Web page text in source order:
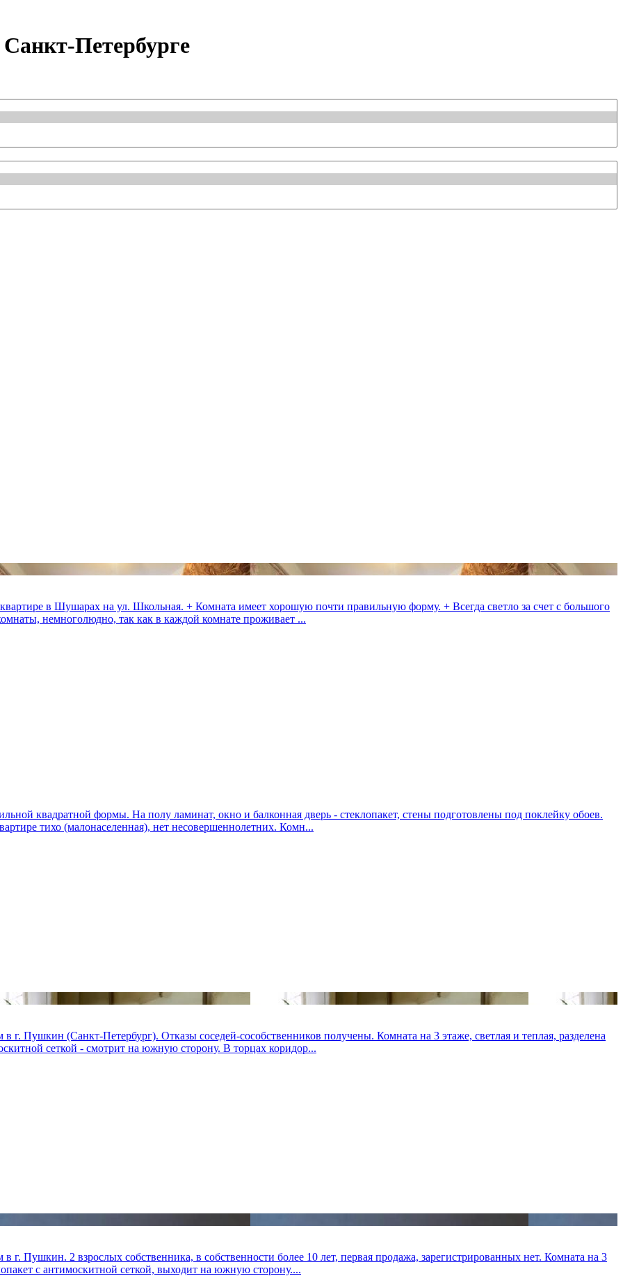
Петербурге
в Шушарах на ул. Школьная. + Комната имеет хорошую почти правильную форму. + Всегда светло за счет с большого
немноголюдно, так как в каждой комнате проживает ...
квадратной формы. На полу ламинат, окно и балконная дверь - стеклопакет, стены подготовлены под поклейку обоев.
тихо (малонаселенная), нет несовершеннолетних. Комн...
Пушкин (Санкт-Петербург). Отказы соседей-сособственников получены. Комната на 3 этаже, светлая и теплая, разделена
сеткой - смотрит на южную сторону. В торцах коридор...
Пушкин. 2 взрослых собственника, в собственности более 10 лет, первая продажа, зарегистрированных нет. Комната на 3
с антимоскитной сеткой, выходит на южную сторону....